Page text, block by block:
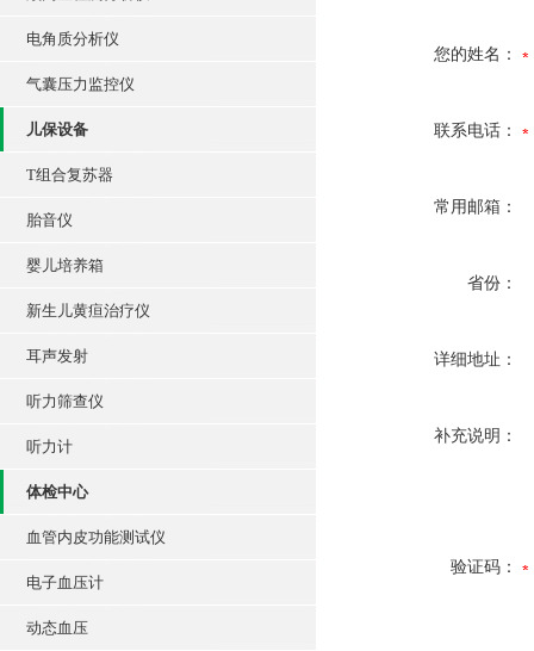
电角质分析仪
气囊压力监控仪
儿保设备
T组合复苏器
胎音仪
婴儿培养箱
新生儿黄疸治疗仪
耳声发射
听力筛查仪
听力计
体检中心
血管内皮功能测试仪
电子血压计
动态血压
您的姓名：
联系电话：
常用邮箱：
省份：
详细地址：
补充说明：
验证码：